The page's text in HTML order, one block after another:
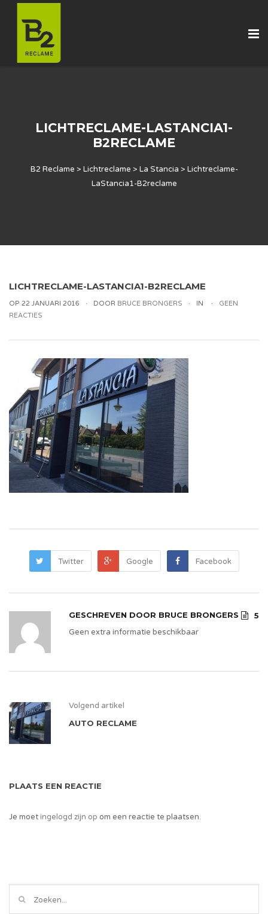
LICHTRECLAME-LASTANCIA1-
B2RECLAME
B2 Reclame > Lichtreclame > La Stancia > Lichtreclame-
LaStancia1-B2reclame
LICHTRECLAME-LASTANCIA1-B2RECLAME
OP 22 JANUARI 2016 DOOR BRUCE BRONGERS IN
GEEN
REACTIES
Twitter Google Facebook
GESCHREVEN DOOR BRUCE BRONGERS
5
Geen extra informatie beschikbaar
Volgend artikel
AUTO RECLAME
PLAATS EEN REACTIE
Je moetingelogd zijn op om een reactie te plaatsen.